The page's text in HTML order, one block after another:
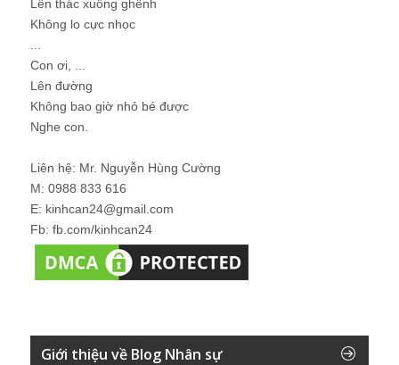
Lên thác xuống ghềnh
Không lo cực nhọc
Con ơi, ...
Lên đường
Không bao giờ nhỏ bé được
Nghe con.
Liên hệ: Mr. Nguyễn Hùng Cường
M: 0988 833 616
E: kinhcan24@gmail.com
Fb: fb.com/kinhcan24
Giới thiệu về Blog Nhân sự